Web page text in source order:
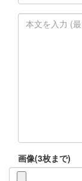
画像(3枚まで)